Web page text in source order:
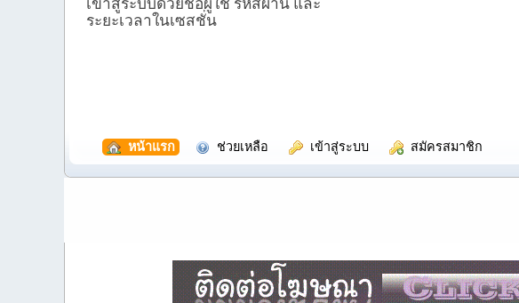
เข้าสู่ระบบด้วยชื่อผู้ใช้ รหัสผ่าน และ
ระยะเวลาในเซสชั่น
หน้าแรก ช่วยเหลือ เข้าสู่ระบบ สมัครสมาชิก